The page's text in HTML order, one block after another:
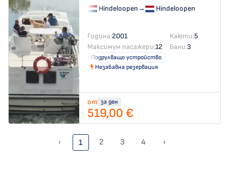
Hindeloopen→ Hindeloopen
Година:2001 Каюти:5
Максимум пасажери:12 Бани:3
Подрулващо устройство
Незабавна резервация
от за ден
519,00 €
‹ 1 2 3 4 ›